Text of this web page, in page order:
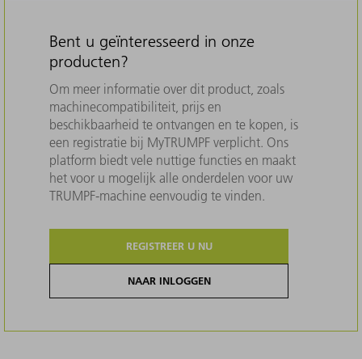
Bent u geïnteresseerd in onze
producten?
Om meer informatie over dit product, zoals
machinecompatibiliteit, prijs en
beschikbaarheid te ontvangen en te kopen, is
een registratie bij MyTRUMPF verplicht. Ons
platform biedt vele nuttige functies en maakt
het voor u mogelijk alle onderdelen voor uw
TRUMPF-machine eenvoudig te vinden.
REGISTREER U NU
NAAR INLOGGEN